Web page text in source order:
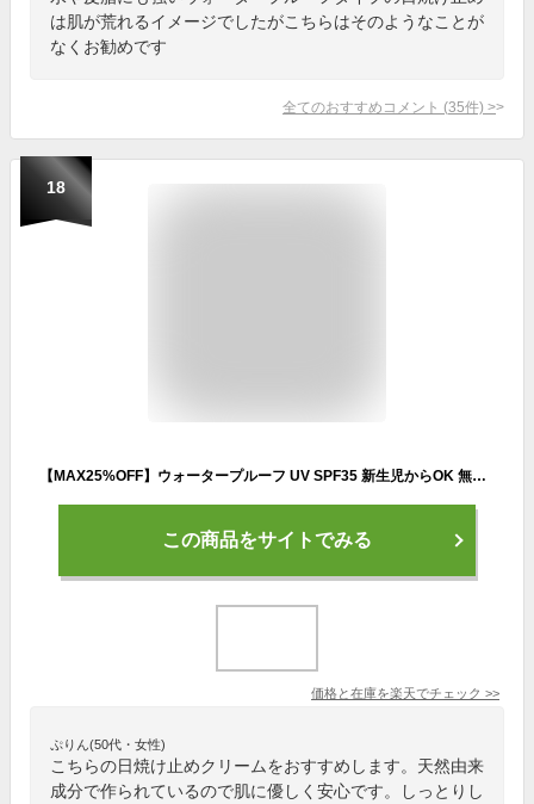
は肌が荒れるイメージでしたがこちらはそのようなことが
なくお勧めです
全てのおすすめコメント (35件) >
18
【MAX25%OFF】ウォータープルーフ UV SPF35 新生児からOK 無添加 99%天然由来！ウォータープルーフ UV ミルク 【公式】アロベビー ウォータープルーフ UVミルク 赤ちゃん ベビー こども 日焼け止め クリーム 国産 オーガニック 紫外線 対策 海 プール
この商品をサイトでみる
価格と在庫を楽天でチェック >>
ぷりん(50代・女性)
こちらの日焼け止めクリームをおすすめします。天然由来
成分で作られているので肌に優しく安心です。しっとりし